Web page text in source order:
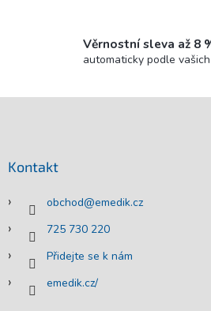
Věrnostní sleva až 8
automaticky podle
Kontakt
obchod@emedik.cz
725 730 220
Přidejte se k nám
emedik.cz/